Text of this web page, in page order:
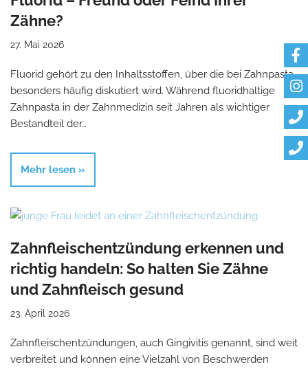
Zähne?
27. Mai 2026
Fluorid gehört zu den Inhaltsstoffen, über die bei Zahnpasta
besonders häufig diskutiert wird. Während fluoridhaltige
Zahnpasta in der Zahnmedizin seit Jahren als wichtiger
Bestandteil der…
Mehr lesen »
Zahnfleischentzündung erkennen und
richtig handeln: So halten Sie Zähne
und Zahnfleisch gesund
23. April 2026
Zahnfleischentzündungen, auch Gingivitis genannt, sind weit
verbreitet und können eine Vielzahl von Beschwerden